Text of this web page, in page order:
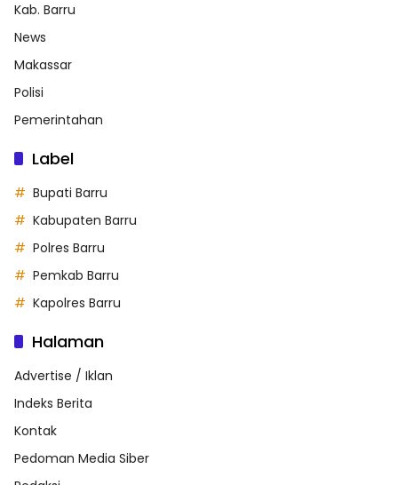
Kab. Barru
News
Makassar
Polisi
Pemerintahan
Label
Bupati Barru
Kabupaten Barru
Polres Barru
Pemkab Barru
Kapolres Barru
Halaman
Advertise / Iklan
Indeks Berita
Kontak
Pedoman Media Siber